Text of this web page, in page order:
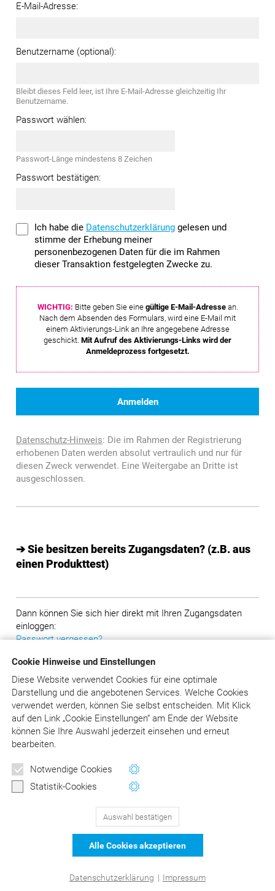
Cookie Hinweise und Einstellungen
Diese Website verwendet Cookies für eine optimale
Darstellung und die angebotenen Services. Welche Cookies
verwendet werden, können Sie selbst entscheiden. Mit Klick
aufden Link „Cookie Einstellungen“ am Ende der Website
können Sie Ihre Auswahl jederzeit einsehen und erneut
bearbeiten.
Notwendige Cookies
Statistik-Cookies
Auswahl bestätigen
Alle Cookies akzeptieren
Datenschutzerklärung | Impressum
E-Mail-Adresse:
Benutzername (optional):
Bleibt dieses Feld leer, ist Ihre E-Mail-Adresse gleichzeitig Ihr
Benutzername.
Passwort wählen:
Passwort-Länge mindestens 8 Zeichen
Passwort bestätigen:
Ich habe die Datenschutzerklärung gelesen und
stimme der Erhebung meiner
personenbezogenen Daten für die im Rahmen
dieser Transaktion festgelegten Zwecke zu.
WICHTIG: Bitte geben Sie eine gültige E-Mail-Adressean.
Nach dem Absenden des Formulars, wird eine E-Mail mit
einem Aktivierungs-Link an Ihre angegebene Adresse
geschickt. Mit Aufruf des Aktivierungs-Links wird der
Anmeldeprozess fortgesetzt.
Datenschutz-Hinweis: Die im Rahmen der Registrierung
erhobenen Daten werden absolut vertraulich und nur für
diesen Zweck verwendet. Eine Weitergabe an Dritte ist
ausgeschlossen.
➔ Sie besitzen bereits Zugangsdaten? (z.B. aus
einen Produkttest)
Dann können Sie sich hier direkt mit Ihren Zugangsdaten
einloggen:
Passwort vergessen?
DER Kommentar zu BEMA und
129Bewertungen auf ProvenExpert.com